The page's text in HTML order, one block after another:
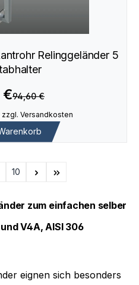
Relinggeländer 5
€94,60 €
Versandkosten
Seite
10
zum einfachen selber
V4A, AISI 306
eignen sich besonders